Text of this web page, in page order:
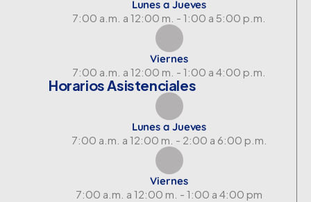
Lunes a Jueves
7:00 a.m. a 12:00 m. - 1:00 a 5:00 p.m.
Viernes
7:00 a.m. a 12:00 m. - 1:00 a 4:00 p.m.
Horarios Asistenciales
Lunes a Jueves
7:00 a.m. a 12:00 m. - 2:00 a 6:00 p.m.
Viernes
7:00 a.m. a 12:00 m. - 1:00 a 4:00 pm